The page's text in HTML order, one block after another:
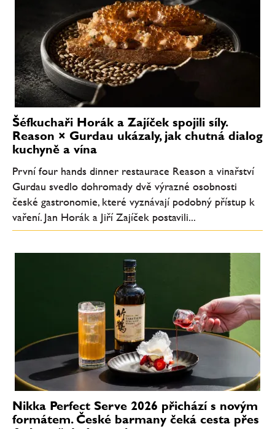
Šéfkuchaři Horák a Zajíček spojili síly.
Reason × Gurdau ukázaly, jak chutná dialog
kuchyně a vína
První four hands dinner restaurace Reason a vinařství
Gurdau svedlo dohromady dvě výrazné osobnosti
české gastronomie, které vyznávají podobný přístup k
vaření. Jan Horák a Jiří Zajíček postavili...
Nikka Perfect Serve 2026 přichází s novým
formátem. České barmany čeká cesta přes